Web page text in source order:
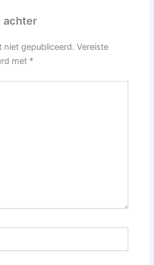
achter
niet gepubliceerd. Vereiste
met *